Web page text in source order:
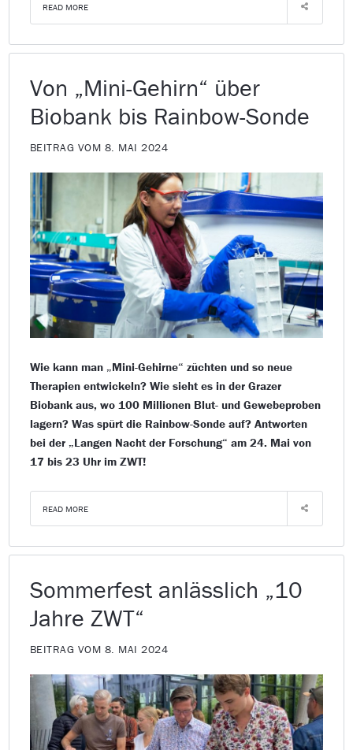
READ MORE
Von „Mini-Gehirn“ über
Biobank bis Rainbow-Sonde
BEITRAG VOM 8. MAI 2024
Wie kann man „Mini-Gehirne“ züchten und so neue
Therapien entwickeln? Wie sieht es in der Grazer
Biobank aus, wo 100 Millionen Blut- und Gewebeproben
lagern? Was spürt die Rainbow-Sonde auf? Antworten
bei der „Langen Nacht der Forschung“ am 24. Mai von
17 bis 23 Uhr im ZWT!
READ MORE
Sommerfest anlässlich ­„10
Jahre ZWT“
BEITRAG VOM 8. MAI 2024